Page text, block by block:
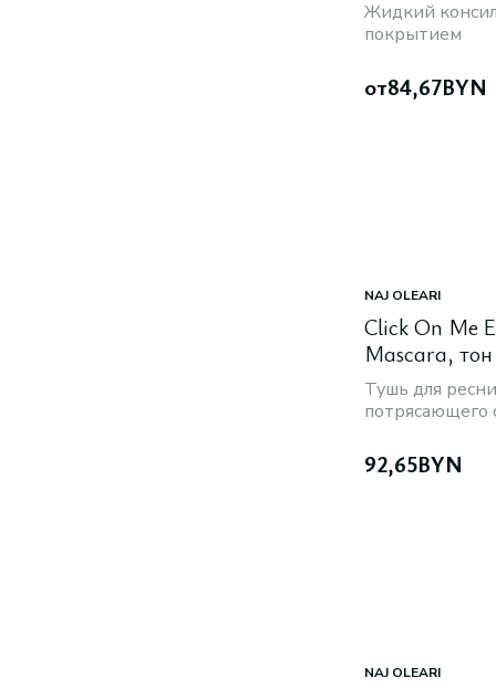
Жидкий
покрытием
от84,67BYN
NAJ OLEARI
Click On Me
Mascara,
Тушь для
потрясающего
92,65BYN
NAJ OLEARI